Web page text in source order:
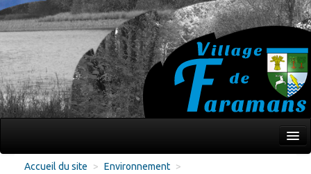
Accueil du site > Environnement >